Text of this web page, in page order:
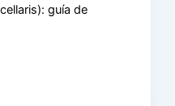
guía de